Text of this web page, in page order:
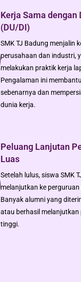
Kerja Sama dengan
(DU/DI)
SMK TJ Badung menjalin
perusahaan dan industri,
melakukan praktik kerja
Pengalaman ini
sebenarnya dan
dunia kerja.
Peluang Lanjutan
Luas
Setelah lulus, siswa SMK
melanjutkan ke
Banyak alumni yang
atau berhasil melanjutkan
tinggi.